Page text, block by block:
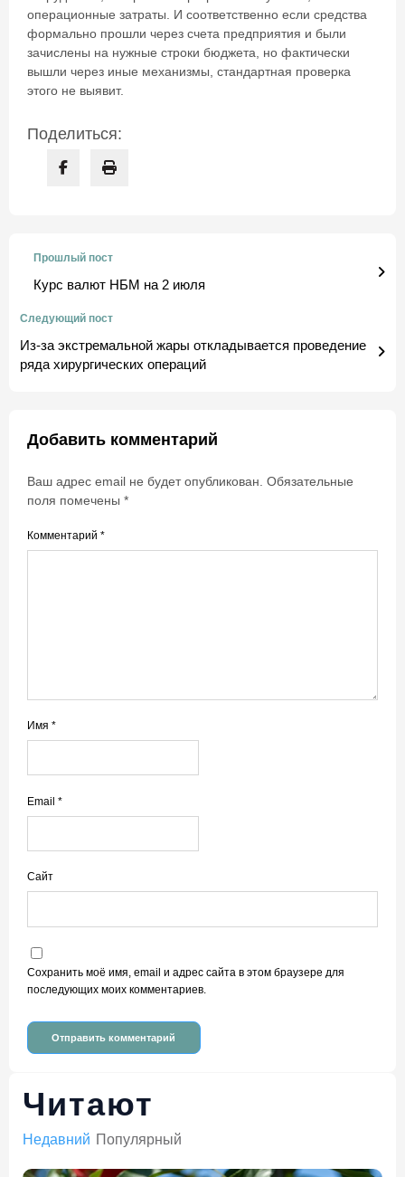
операционные затраты. И соответственно если средства
формально прошли через счета предприятия и были
зачислены на нужные строки бюджета, но фактически
вышли через иные механизмы, стандартная проверка
этого не выявит.
Поделиться:
Прошлый пост
Курс валют НБМ на 2 июля
Следующий пост
Из-за экстремальной жары откладывается проведение
ряда хирургических операций
Добавить комментарий
Ваш адрес email не будет опубликован. Обязательные
поля помечены *
Комментарий *
Имя *
Email *
Сайт
Сохранить моё имя, email и адрес сайта в этом браузере для
последующих моих комментариев.
Читают
Недавний Популярный